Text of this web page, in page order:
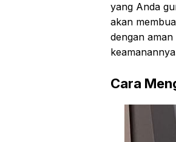
yang Anda
akan
dengan
Cara